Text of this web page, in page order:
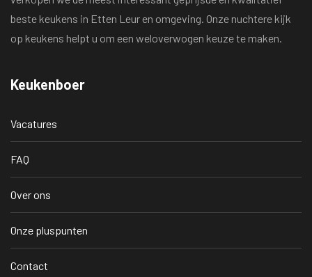
beste keukens in Etten Leur en omgeving. Onze nuchtere kijk
op keukens helpt u om een weloverwogen keuze te maken.
Keukenboer
Vacatures
FAQ
Over ons
Onze pluspunten
Contact